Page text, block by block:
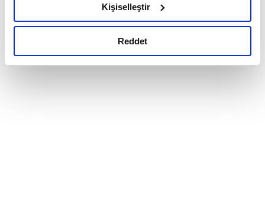
Ayarlar butonuna tıklayabilir,Çerez Bilgilendirme
Metnimizi ziyaret edebilirsiniz.
okumak ve sitemizi ziyaretiniz kapsamında
Kişiselleştir
Reddet